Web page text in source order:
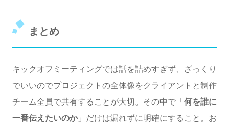
まとめ
キックオフミーティングでは話を詰めすぎず、ざっくり
でいいのでプロジェクトの全体像をクライアントと制作
チーム全員で共有することが大切。その中で「何を誰に
一番伝えたいのか」だけは漏れずに明確にすること。お